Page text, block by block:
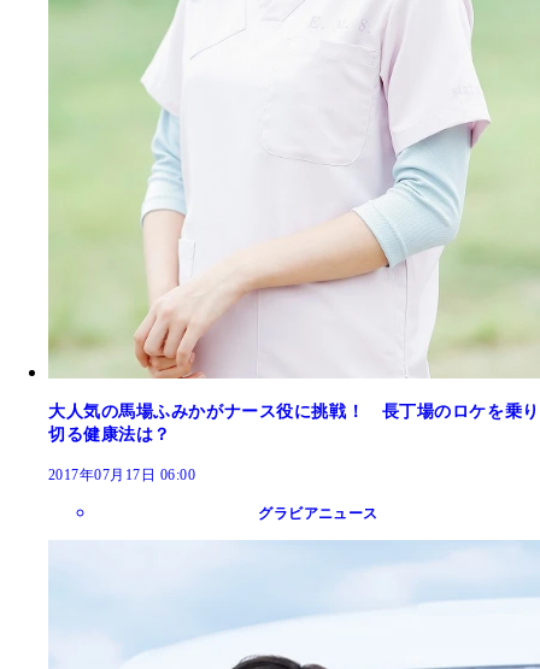
大人気の馬場ふみかがナース役に挑戦！ 長丁場のロケを乗り
切る健康法は？
2017年07月17日 06:00
グラビアニュース